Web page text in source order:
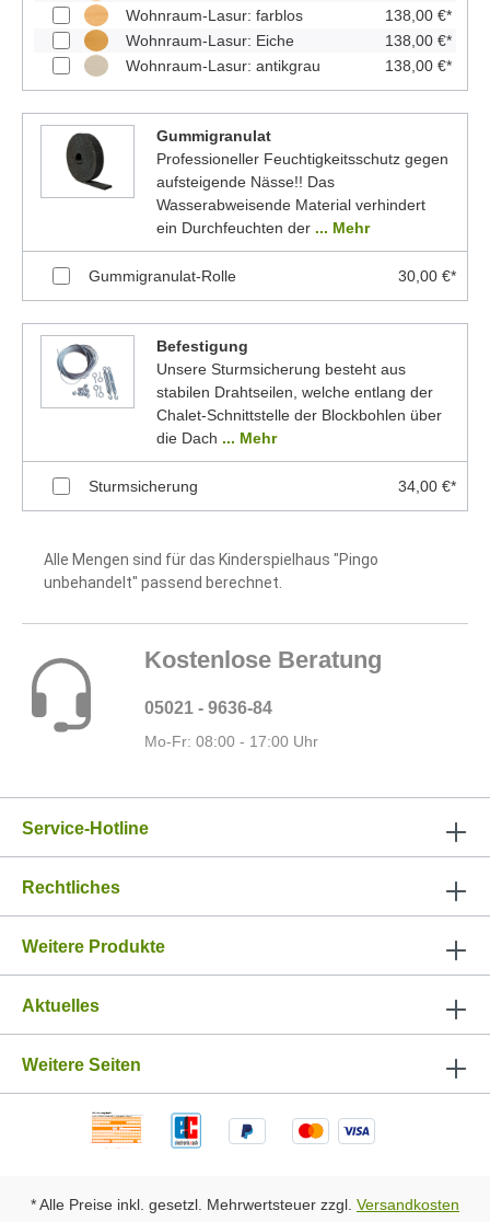
Wohnraum-Lasur: farblos
138,00 €*
Wohnraum-Lasur: Eiche
138,00 €*
Wohnraum-Lasur: antikgrau
138,00 €*
Gummigranulat
Professioneller Feuchtigkeitsschutz gegen
aufsteigende Nässe!! Das
Wasserabweisende Material verhindert
ein Durchfeuchten der ... Mehr
Gummigranulat-Rolle 30,00 €*
Befestigung
Unsere Sturmsicherung besteht aus
stabilen Drahtseilen, welche entlang der
Chalet-Schnittstelle der Blockbohlen über
die Dach ... Mehr
Sturmsicherung 34,00 €*
Alle Mengen sind für das Kinderspielhaus "Pingo
unbehandelt" passend berechnet.
Kostenlose Beratung
05021 - 9636-84
Mo-Fr: 08:00 - 17:00 Uhr
Service-Hotline
Rechtliches
Weitere Produkte
Aktuelles
Weitere Seiten
* Alle Preise inkl. gesetzl. Mehrwertsteuer zzgl. Versandkosten